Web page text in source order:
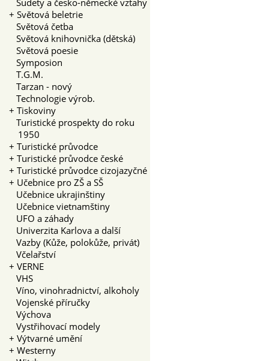
+ Světová beletrie
Světová četba
Světová knihovnička (dětská)
Světová poesie
Symposion
T.G.M.
Tarzan - nový
Technologie výrob.
+ Tiskoviny
Turistické prospekty do roku
1950
+ Turistické průvodce
+ Turistické průvodce české
+ Turistické průvodce cizojazyčné
+ Učebnice pro ZŠ a SŠ
Učebnice ukrajinštiny
Učebnice vietnamštiny
UFO a záhady
Univerzita Karlova a další
Vazby (Kůže, polokůže, privát)
Včelařství
+ VERNE
VHS
Víno, vinohradnictví, alkoholy
Vojenské příručky
Výchova
Vystřihovací modely
+ Výtvarné umění
+ Westerny